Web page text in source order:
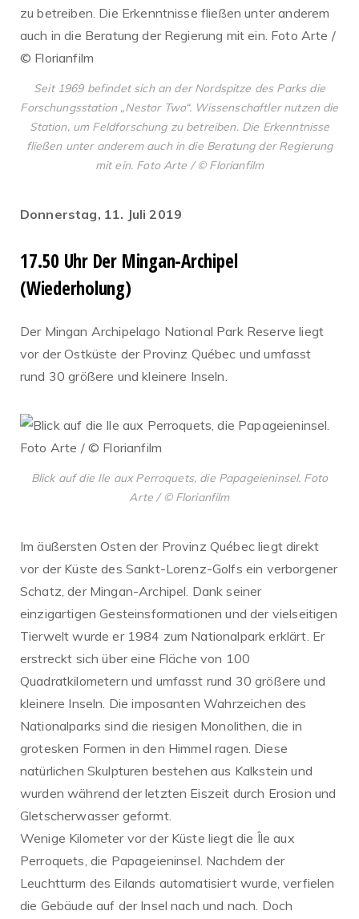
Seit 1969 befindet sich an der Nordspitze des Parks die
Forschungsstation „Nestor Two“. Wissenschaftler nutzen die
Station, um Feldforschung zu betreiben. Die Erkenntnisse
fließen unter anderem auch in die Beratung der Regierung
mit ein. Foto Arte / © Florianfilm
Donnerstag, 11. Juli 2019
17.50 Uhr Der Mingan-Archipel
(Wiederholung)
Der Mingan Archipelago National Park Reserve liegt
vor der Ostküste der Provinz Québec und umfasst
rund 30 größere und kleinere Inseln.
Blick auf die Ile aux Perroquets, die Papageieninsel. Foto
Arte / © Florianfilm
Im äußersten Osten der Provinz Québec liegt direkt
vor der Küste des Sankt-Lorenz-Golfs ein verborgener
Schatz, der Mingan-Archipel. Dank seiner
einzigartigen Gesteinsformationen und der vielseitigen
Tierwelt wurde er 1984 zum Nationalpark erklärt. Er
erstreckt sich über eine Fläche von 100
Quadratkilometern und umfasst rund 30 größere und
kleinere Inseln. Die imposanten Wahrzeichen des
Nationalparks sind die riesigen Monolithen, die in
grotesken Formen in den Himmel ragen. Diese
natürlichen Skulpturen bestehen aus Kalkstein und
wurden während der letzten Eiszeit durch Erosion und
Gletscherwasser geformt.
Wenige Kilometer vor der Küste liegt die Île aux
Perroquets, die Papageieninsel. Nachdem der
Leuchtturm des Eilands automatisiert wurde, verfielen
die Gebäude auf der Insel nach und nach. Doch